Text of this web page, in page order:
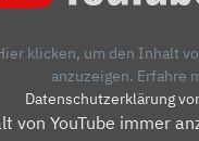
klicken, um den Inhalt
anzuzeigen. Erfahre
Datenschutzerklärung
von YouTube immer